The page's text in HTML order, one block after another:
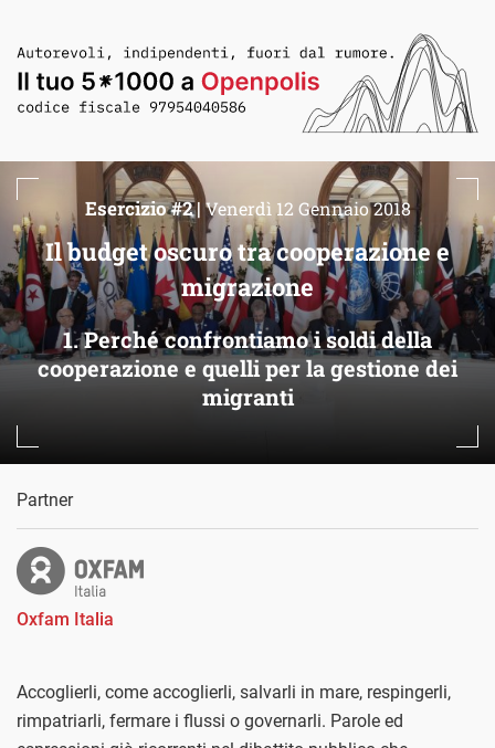
Il budget oscuro tra cooperazione e
migrazione
1. Perché confrontiamo i soldi della
cooperazione e quelli per la gestione dei
migranti
Esercizio #2 | Venerdì 12 Gennaio 2018
Partner
Oxfam Italia
Accoglierli, come accoglierli, salvarli in mare, respingerli,
rimpatriarli, fermare i flussi o governarli. Parole ed